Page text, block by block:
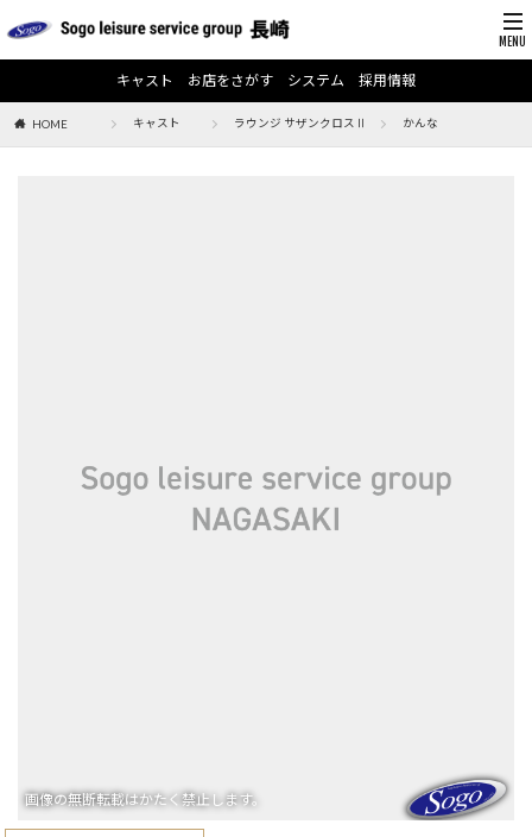
キャスト お店をさがす システム 採用情報
HOME キャスト ラウンジ サザンクロスⅡ かんな